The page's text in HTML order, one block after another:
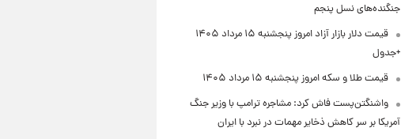
جنگنده‌های نسل پنجم
قیمت دلار بازار آزاد امروز پنجشنبه ۱۵ مرداد ۱۴۰۵
+جدول
قیمت طلا و سکه امروز پنجشنبه ۱۵ مرداد ۱۴۰۵
واشنگتن‌پست فاش کرد: مشاجره ترامپ با وزیر جنگ
آمریکا بر سر کاهش ذخایر مهمات در نبرد با ایران